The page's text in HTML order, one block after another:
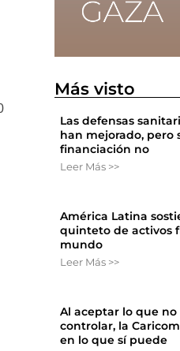
Más visto
Las defensas
han mejorado, pero
financiación no
Leer Más >>
América Latina
quinteto de activos
mundo
Leer Más >>
Al aceptar lo que
controlar, la
en lo que sí puede